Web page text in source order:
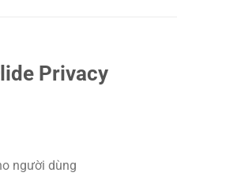
Privacy
người dùng